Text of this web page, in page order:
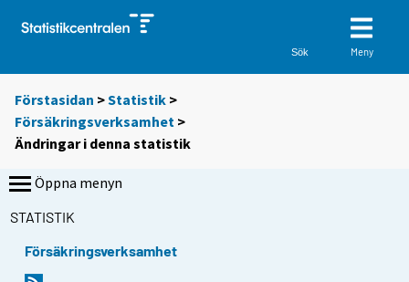
Sök Meny
Förstasidan >Statistik >
Försäkringsverksamhet >
Ändringar i denna statistik
Öppna menyn
STATISTIK
Försäkringsverksamhet